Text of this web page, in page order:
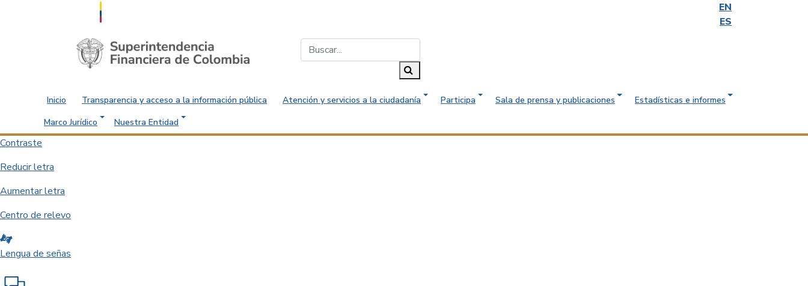
EN
ES
Saltar al contenido principal
Inicio Transparencia y acceso a la información pública Atención y servicios a la ciudadanía Participa Sala de prensa y publicaciones
Estadísticas e informes
Marco Jurídico
Nuestra Entidad
Contraste
Reducir letra
Aumentar letra
Centro de relevo
Lengua de señas